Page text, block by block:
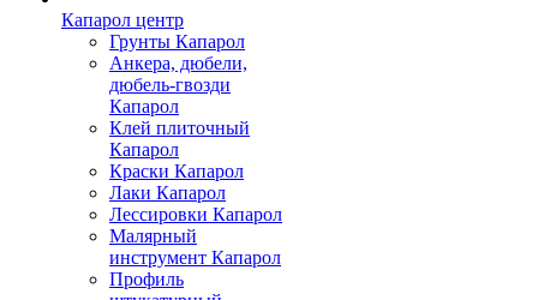
Капарол центр
Грунты Капарол
Анкера, дюбели,
дюбель-гвозди
Капарол
Клей плиточный
Капарол
Краски Капарол
Лаки Капарол
Лессировки Капарол
Малярный
инструмент Капарол
Профиль